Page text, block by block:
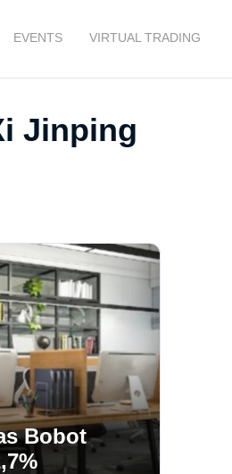
EVENTS VIRTUAL TRADING
Jinping
Bobot